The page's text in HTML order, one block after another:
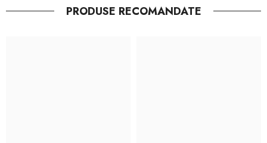
PRODUSE RECOMANDATE